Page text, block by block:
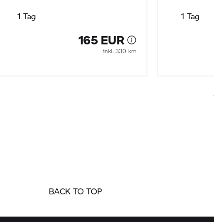
1 Tag
165 EUR
inkl. 330 km
1 Tag
BACK TO TOP